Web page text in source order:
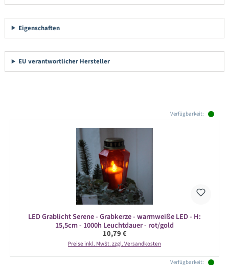
Eigenschaften
EU verantwortlicher Hersteller
Verfügbarkeit:
LED Grablicht Serene - Grabkerze - warmweiße LED - H:
15,5cm - 1000h Leuchtdauer - rot/gold
Regulärer Preis:
10,79 €
Preise inkl. MwSt. zzgl. Versandkosten
Verfügbarkeit: